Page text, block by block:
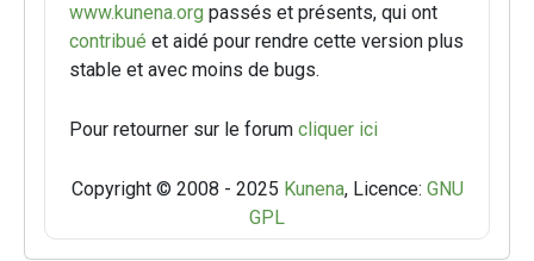
www.kunena.org passés et présents, qui ont
contribué et aidé pour rendre cette version plus
stable et avec moins de bugs.
Pour retourner sur le forum cliquer ici
Copyright © 2008 - 2025 Kunena, Licence: GNU
GPL